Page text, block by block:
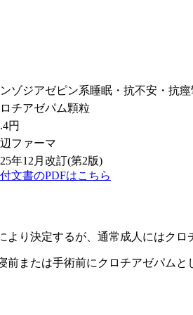
ゾジアゼピン系睡眠・抗不安・抗
チアゼパム顆粒
円
ファーマ
年12月改訂(第2版)
文書のPDFはこちら
より決定するが、通常成人にはク
前または手術前にクロチアゼパムと